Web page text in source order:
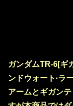
ガンダムTR-6[ギ
ンドウォート·ラ
アームとギガン